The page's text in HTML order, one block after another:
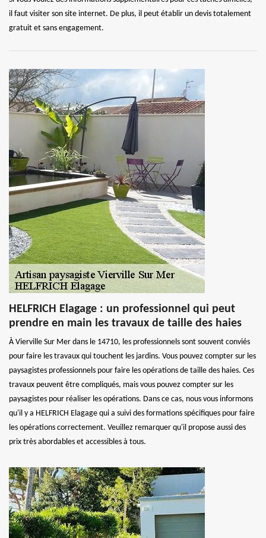
il faut visiter son site internet. De plus, il peut établir un devis totalement
gratuit et sans engagement.
HELFRICH Elagage : un professionnel qui peut
prendre en main les travaux de taille des haies
À Vierville Sur Mer dans le 14710, les professionnels sont souvent conviés
pour faire les travaux qui touchent les jardins. Vous pouvez compter sur les
paysagistes professionnels pour faire les opérations de taille des haies. Ces
travaux peuvent être compliqués, mais vous pouvez compter sur les
paysagistes pour réaliser les opérations. Dans ce cas, nous vous informons
qu'il y a HELFRICH Elagage qui a suivi des formations spécifiques pour faire
les opérations correctement. Veuillez remarquer qu'il propose aussi des
prix très abordables et accessibles à tous.